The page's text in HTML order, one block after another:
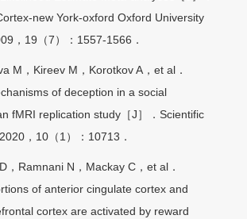
new York-oxford Oxford University
，19（7）：1557-1566．
M，Kireev M，Korotkov A，et al．
of deception in a social
fMRI replication study［J］．Scientific
，10（1）：10713．
，Ramnani N，Mackay C，et al．
of anterior cingulate cortex and
cortex are activated by reward